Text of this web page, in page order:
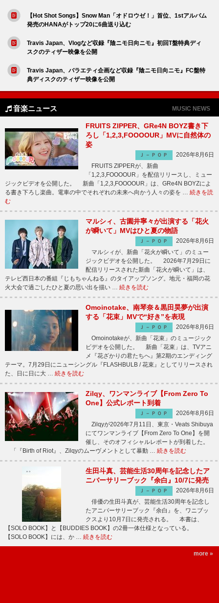
【Hot Shot Songs】Snow Man「オドロウゼ！」首位、1stアルバム
発売のHANAがトップ20に6曲送り込む
Travis Japan、Vlogなど収録『陰ニモ日向ニモ』初回T盤特典ディ
スクのティザー映像を公開
Travis Japan、バラエティ企画など収録『陰ニモ日向ニモ』FC盤特
典ディスクのティザー映像を公開
音楽ニュース MUSIC NEWS
FRUITS ZIPPER、GRe4N BOYZ書き下
ろし「1,2,3,FOOOOUR」MVに自然体の
姿
Ｊ－ＰＯＰ
2026年8月6日
FRUITS ZIPPERが、新曲
「1,2,3,FOOOOUR」を配信リリースし、ミュー
ジックビデオを公開した。 新曲「1,2,3,FOOOOUR」は、GRe4N BOYZによ
る書き下ろし楽曲。電車の中でそれぞれの未来へ向かう人々の姿を … 続きを読
む
マルシィ、古園井寧々が出演する「花火
が瞬いて」MVはひと夏の物語
Ｊ－ＰＯＰ
2026年8月6日
マルシィが、新曲「花火が瞬いて」のミュー
ジックビデオを公開した。 2026年7月29日に
配信リリースされた新曲「花火が瞬いて」は、
テレビ西日本の番組『じもちゃんねる』のタイアップソング。地元・福岡の花
火大会で過ごしたひと夏の思い出を描い … 続きを読む
Omoinotake、南琴奈＆黒田昊夢が出演
する「花束」MVで“好き”を表現
Ｊ－ＰＯＰ
2026年8月6日
Omoinotakeが、新曲「花束」のミュージック
ビデオを公開した。 新曲「花束」は、TVアニ
メ『花ざかりの君たちへ』第2期のエンディング
テーマ。7月29日にニューシングル『FLASHBULB / 花束』としてリリースされ
た、日に日に大 … 続きを読む
Zilqy、ワンマンライブ【From Zero To
One】公式レポート到着
Ｊ－ＰＯＰ
2026年8月6日
Zilqyが2026年7月11日、東京・Veats Shibuya
にてワンマンライブ【From Zero To One】を開
催し、そのオフィシャルレポートが到着した。
「『Birth of Riot』、Zilqyのムーヴメントとして暴動 … 続きを読む
生田斗真、芸能生活30周年を記念したア
ニバーサリーブック『余白』10/7に発売
Ｊ－ＰＯＰ
2026年8月6日
俳優の生田斗真が、芸能生活30周年を記念し
たアニバーサリーブック『余白』を、ワニブッ
クスより10月7日に発売される。 本書は、
【SOLO BOOK】と【BUDDIES BOOK】の2冊一体仕様となっている。
【SOLO BOOK】には、か … 続きを読む
more »